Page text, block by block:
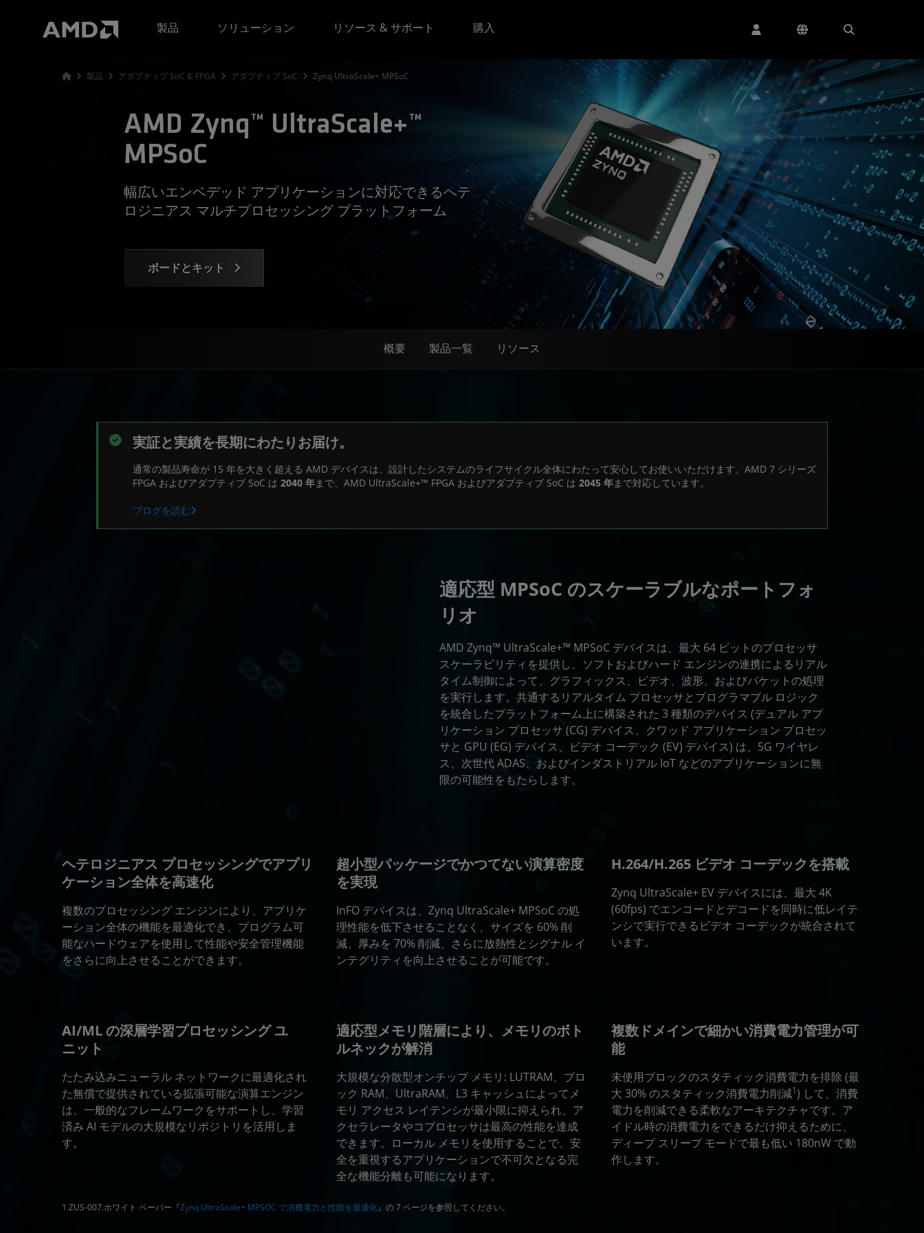
製品
ソリューション リソース & サポート 購入
製品 アダプティブ SoC & FPGA アダプティブ SoC Zynq UltraScale+ MPSoC
AMD Zynq™ UltraScale+™
MPSoC
幅広いエンベデッド アプリケーションに対応できるヘテ
ロジニアス マルチプロセッシング プラットフォーム
ボードとキット
概要 製品一覧 リソース
実証と実績を長期にわたりお届け。
通常の製品寿命が 15 年を大きく超える AMD デバイスは、設計したシステムのライフサイクル全体にわたって安心してお使いいただけます。AMD 7 シリーズ
FPGA およびアダプティブ SoC は 2040 年まで、AMD UltraScale+™ FPGA およびアダプティブ SoC は 2045 年まで対応しています。
ブログを読む
適応型 MPSoC のスケーラブルなポートフォ
リオ
AMD Zynq™ UltraScale+™ MPSoC デバイスは、最大 64 ビットのプロセッサ
スケーラビリティを提供し、ソフトおよびハード エンジンの連携によるリアル
タイム制御によって、グラフィックス、ビデオ、波形、およびパケットの処理
を実行します。共通するリアルタイム プロセッサとプログラマブル ロジック
を統合したプラットフォーム上に構築された 3 種類のデバイス (デュアル アプ
リケーション プロセッサ (CG) デバイス、クワッド アプリケーション プロセッ
サと GPU (EG) デバイス、ビデオ コーデック (EV) デバイス) は、5G ワイヤレ
ス、次世代 ADAS、およびインダストリアル IoT などのアプリケーションに無
限の可能性をもたらします。
ヘテロジニアス プロセッシングでアプリ
ケーション全体を高速化
複数のプロセッシング エンジンにより、アプリケ
ーション全体の機能を最適化でき、プログラム可
能なハードウェアを使用して性能や安全管理機能
をさらに向上させることができます。
超小型パッケージでかつてない演算密度
を実現
InFO デバイスは、Zynq UltraScale+ MPSoC の処
理性能を低下させることなく、サイズを 60% 削
減、厚みを 70% 削減、さらに放熱性とシグナル イ
ンテグリティを向上させることが可能です。
H.264/H.265 ビデオ コーデックを搭載
Zynq UltraScale+ EV デバイスには、最大 4K
(60fps) でエンコードとデコードを同時に低レイテ
ンシで実行できるビデオ コーデックが統合されて
います。
AI/ML の深層学習プロセッシング ユ
ニット
たたみ込みニューラル ネットワークに最適化され
た無償で提供されている拡張可能な演算エンジン
は、一般的なフレームワークをサポートし、学習
済み AI モデルの大規模なリポジトリを活用しま
す。
適応型メモリ階層により、メモリのボト
ルネックが解消
大規模な分散型オンチップ メモリ: LUTRAM、ブロ
ック RAM、UltraRAM、L3 キャッシュによってメ
モリ アクセス レイテンシが最小限に抑えられ、ア
クセラレータやコプロセッサは最高の性能を達成
できます。ローカル メモリを使用することで、安
全を重視するアプリケーションで不可欠となる完
全な機能分離も可能になります。
複数ドメインで細かい消費電力管理が可
能
未使用ブロックのスタティック消費電力を排除 (最
大 30% のスタティック消費電力削減1) して、消費
電力を削減できる柔軟なアーキテクチャです。ア
イドル時の消費電力をできるだけ抑えるために、
ディープ スリープ モードで最も低い 180nW で動
作します。
1.ZUS-007.ホワイト ペーパー『Zynq UltraScale+ MPSOC で消費電力と性能を最適化』の 7 ページを参照してください。